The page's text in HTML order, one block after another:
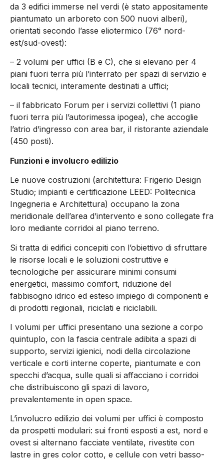
da 3 edifici immerse nel verdi (è stato appositamente
piantumato un arboreto con 500 nuovi alberi),
orientati secondo l’asse eliotermico (76° nord-
est/sud-ovest):
– 2 volumi per uffici (B e C), che si elevano per 4
piani fuori terra più l’interrato per spazi di servizio e
locali tecnici, interamente destinati a uffici;
– il fabbricato Forum per i servizi collettivi (1 piano
fuori terra più l’autorimessa ipogea), che accoglie
l’atrio d’ingresso con area bar, il ristorante aziendale
(450 posti).
Funzioni e involucro edilizio
Le nuove costruzioni (architettura: Frigerio Design
Studio; impianti e certificazione LEED: Politecnica
Ingegneria e Architettura) occupano la zona
meridionale dell’area d’intervento e sono collegate fra
loro mediante corridoi al piano terreno.
Si tratta di edifici concepiti con l’obiettivo di sfruttare
le risorse locali e le soluzioni costruttive e
tecnologiche per assicurare minimi consumi
energetici, massimo comfort, riduzione del
fabbisogno idrico ed esteso impiego di componenti e
di prodotti regionali, riciclati e riciclabili.
I volumi per uffici presentano una sezione a corpo
quintuplo, con la fascia centrale adibita a spazi di
supporto, servizi igienici, nodi della circolazione
verticale e corti interne coperte, piantumate e con
specchi d’acqua, sulle quali si affacciano i corridoi
che distribuiscono gli spazi di lavoro,
prevalentemente in open space.
L’involucro edilizio dei volumi per uffici è composto
da prospetti modulari: sui fronti esposti a est, nord e
ovest si alternano facciate ventilate, rivestite con
lastre in gres color cotto, e cellule con vetri basso-